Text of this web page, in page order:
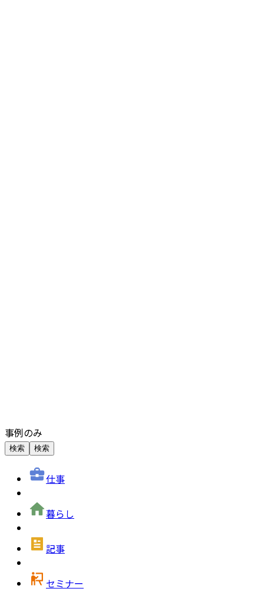
事例のみ
検索 検索
仕事
暮らし
記事
セミナー